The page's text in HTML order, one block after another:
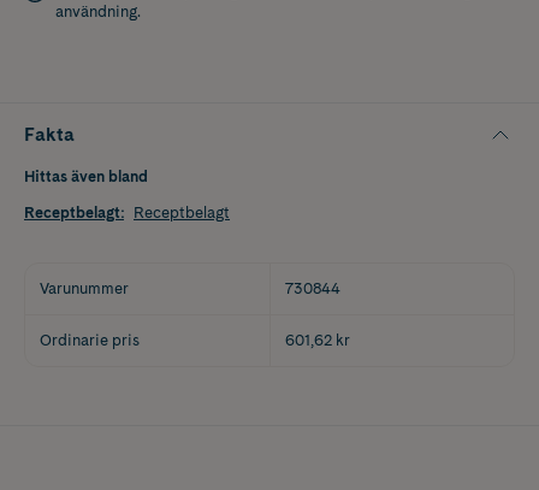
användning.
Fakta
Hittas även bland
Receptbelagt: Receptbelagt
Varunummer 730844
Ordinarie pris 601,62 kr